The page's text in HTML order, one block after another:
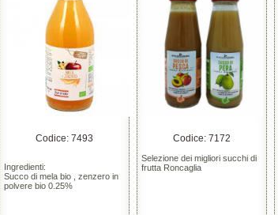
Codice: 7493
Ingredienti:
Succo di mela bio , zenzero in
polvere bio 0.25%
Codice: 7172
Selezione dei migliori succhi di
frutta Roncaglia